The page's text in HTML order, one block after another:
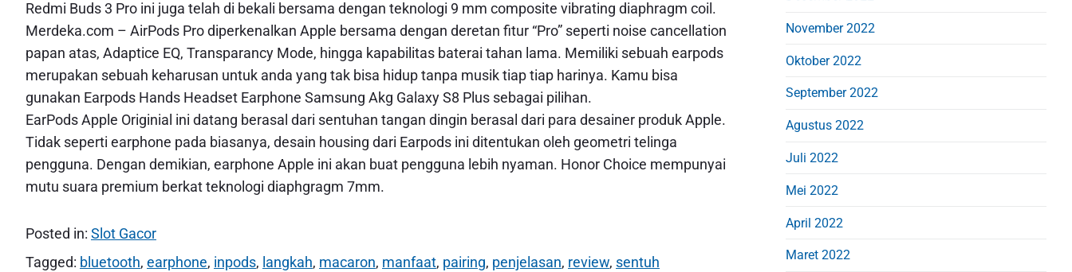
Redmi Buds 3 Pro ini juga telah di bekali bersama dengan teknologi 9 mm composite vibrating diaphragm coil.
Merdeka.com – AirPods Pro diperkenalkan Apple bersama dengan deretan fitur “Pro” seperti noise cancellation
papan atas, Adaptice EQ, Transparancy Mode, hingga kapabilitas baterai tahan lama. Memiliki sebuah earpods
merupakan sebuah keharusan untuk anda yang tak bisa hidup tanpa musik tiap tiap harinya. Kamu bisa
gunakan Earpods Hands Headset Earphone Samsung Akg Galaxy S8 Plus sebagai pilihan.
EarPods Apple Originial ini datang berasal dari sentuhan tangan dingin berasal dari para desainer produk Apple.
Tidak seperti earphone pada biasanya, desain housing dari Earpods ini ditentukan oleh geometri telinga
pengguna. Dengan demikian, earphone Apple ini akan buat pengguna lebih nyaman. Honor Choice mempunyai
mutu suara premium berkat teknologi diaphgragm 7mm.
Posted in: Slot Gacor
Tagged: bluetooth, earphone, inpods, langkah, macaron, manfaat, pairing, penjelasan, review, sentuh
November 2022
Oktober 2022
September 2022
Agustus 2022
Juli 2022
Mei 2022
April 2022
Maret 2022